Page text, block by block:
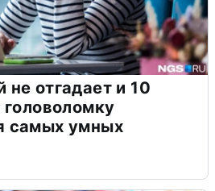
отгадает и 10
самых умных